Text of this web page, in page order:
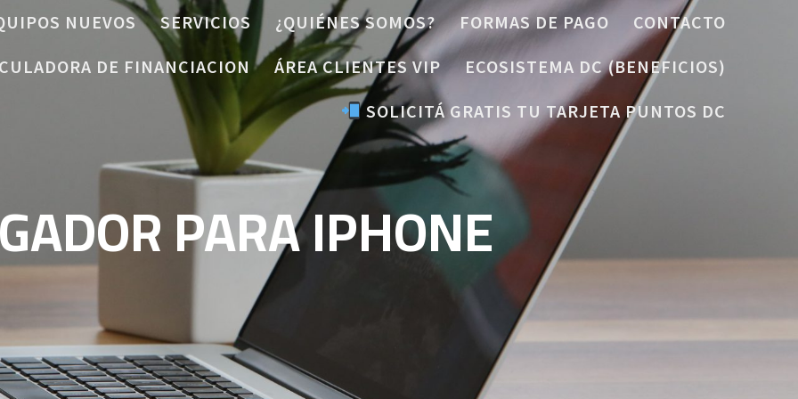
NUEVOS SERVICIOS ¿QUIÉNES SOMOS? FORMAS DE PAGO
CONTACTO
DE FINANCIACION
ÁREA CLIENTES VIP
ECOSISTEMA DC (BENEFICIOS)
SOLICITÁ GRATIS TU TARJETA PUNTOS DC
PARA IPHONE